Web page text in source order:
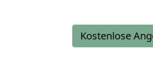
Kostenlose